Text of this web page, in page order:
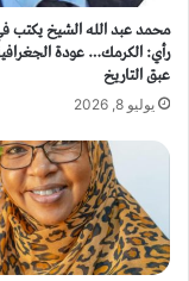
محمد عبد الله الشيخ
رأي: الكرمك… عودة
عبق التاريخ
يوليو 8, 2026